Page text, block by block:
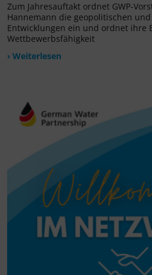
Zum Jahresauftakt ordnet GWP-
Hannemann die geopolitischen
Entwicklungen ein und ordnet ihre
Wettbewerbsfähigkeit
› Weiterlesen